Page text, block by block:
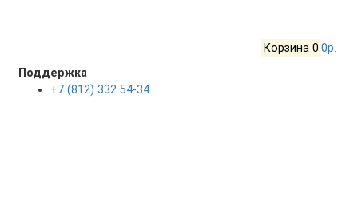
Корзина 0 0р.
Поддержка
+7 (812) 332 54-34